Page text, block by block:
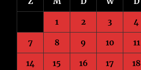
1 2 3 4
7 8 9 10 11
14 15 16 17 18